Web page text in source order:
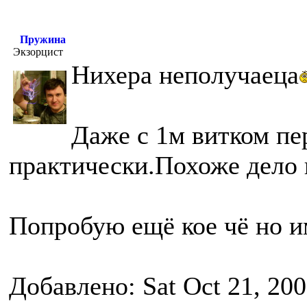
Пружина
Экзорцист
Нихера неполучаеца
Даже с 1м витком
практически.Похоже дело
Попробую ещё кое чё но
Добавлено: Sat Oct 21,